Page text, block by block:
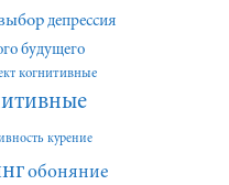
депрессия
будущего
когнитивные
курение
обоняние